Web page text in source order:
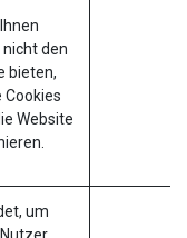
den
bieten,
Cookies
Website
um